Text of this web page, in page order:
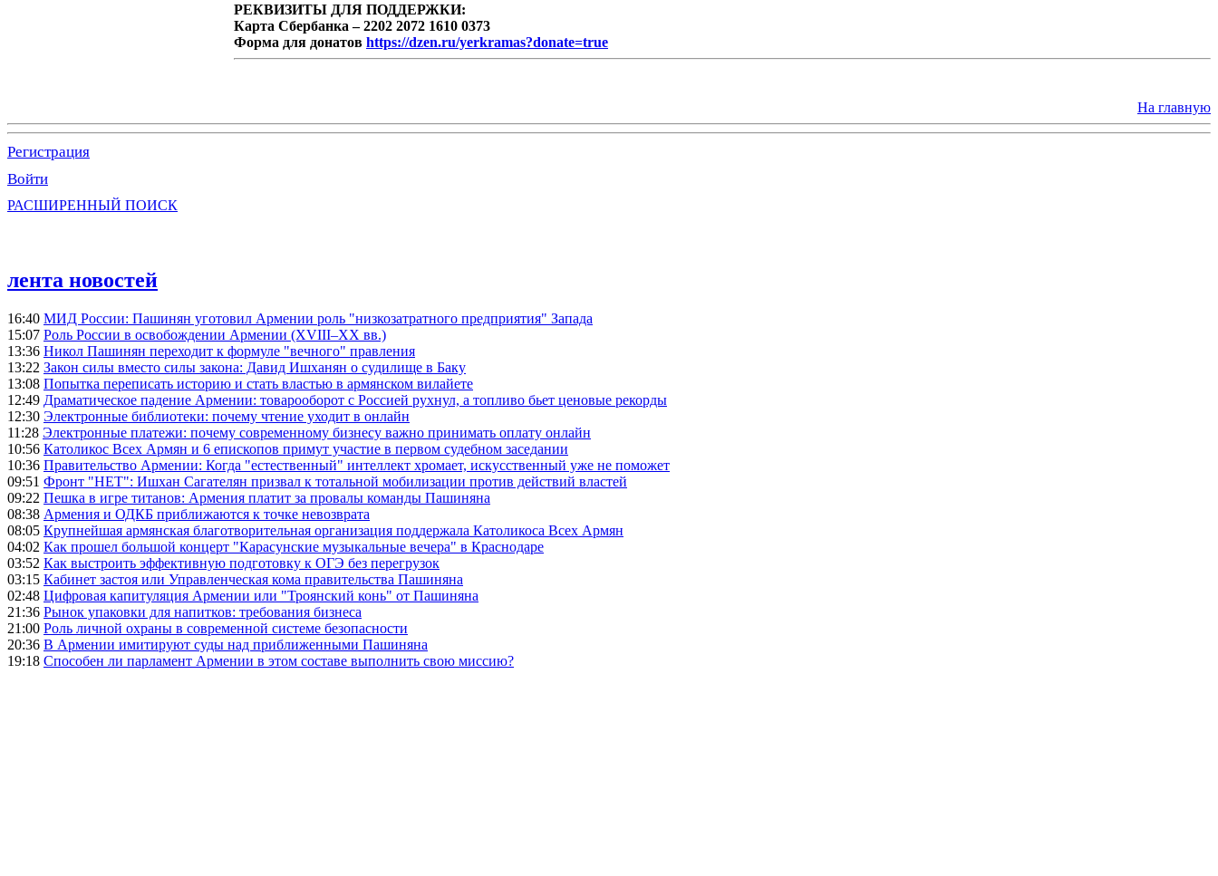
РЕКВИЗИТЫ ДЛЯ ПОДДЕРЖКИ:
Карта Сбербанка – 2202 2072 1610 0373
Форма для донатов https://dzen.ru/yerkramas?donate=true
На главную
Регистрация
Войти
РАСШИРЕННЫЙ ПОИСК
лента новостей
16:40 МИД России: Пашинян уготовил Армении роль "низкозатратного предприятия" Запада
15:07 Роль России в освобождении Армении (XVIII–XX вв.)
13:36 Никол Пашинян переходит к формуле "вечного" правления
13:22 Закон силы вместо силы закона: Давид Ишханян о судилище в Баку
13:08 Попытка переписать историю и стать властью в армянском вилайете
12:49 Драматическое падение Армении: товарооборот с Россией рухнул, а топливо бьет ценовые рекорды
12:30 Электронные библиотеки: почему чтение уходит в онлайн
11:28 Электронные платежи: почему современному бизнесу важно принимать оплату онлайн
10:56 Католикос Всех Армян и 6 епископов примут участие в первом судебном заседании
10:36 Правительство Армении: Когда "естественный" интеллект хромает, искусственный уже не поможет
09:51 Фронт "НЕТ": Ишхан Сагателян призвал к тотальной мобилизации против действий властей
09:22 Пешка в игре титанов: Армения платит за провалы команды Пашиняна
08:38 Армения и ОДКБ приближаются к точке невозврата
08:05 Крупнейшая армянская благотворительная организация поддержала Католикоса Всех Армян
04:02 Как прошел большой концерт "Карасунские музыкальные вечера" в Краснодаре
03:52 Как выстроить эффективную подготовку к ОГЭ без перегрузок
03:15 Кабинет застоя или Управленческая кома правительства Пашиняна
02:48 Цифровая капитуляция Армении или "Троянский конь" от Пашиняна
21:36 Рынок упаковки для напитков: требования бизнеса
21:00 Роль личной охраны в современной системе безопасности
20:36 В Армении имитируют суды над приближенными Пашиняна
19:18 Способен ли парламент Армении в этом составе выполнить свою миссию?